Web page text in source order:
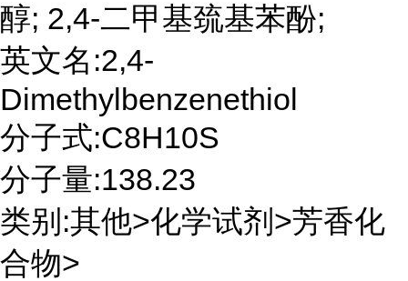
醇; 2,4-二甲基巯基苯酚;
英文名:2,4-
Dimethylbenzenethiol
分子式:C8H10S
分子量:138.23
类别:其他>化学试剂>芳香化
合物>